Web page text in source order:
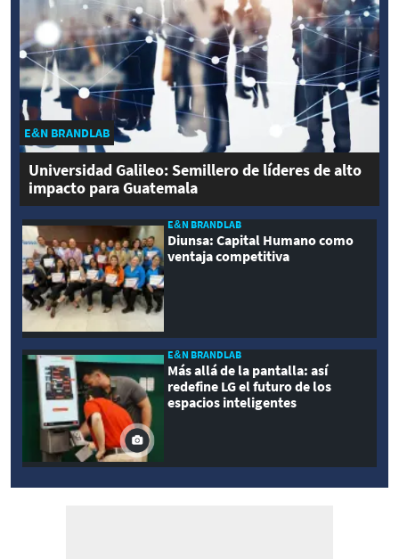
E&N BRANDLAB
Universidad Galileo: Semillero de líderes de alto
impacto para Guatemala
E&N BRANDLAB
Diunsa: Capital Humano como
ventaja competitiva
E&N BRANDLAB
Más allá de la pantalla: así
redefine LG el futuro de los
espacios inteligentes